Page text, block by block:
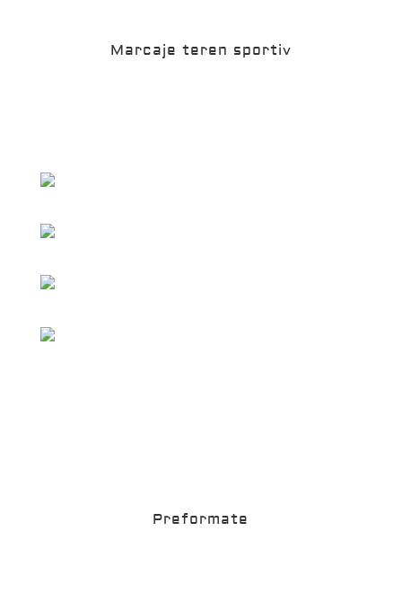
Marcaje teren sportiv
Preformate